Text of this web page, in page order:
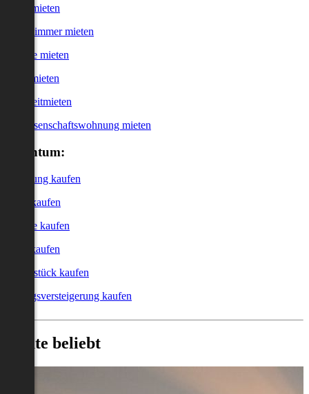
Haus mieten
WG-Zimmer mieten
Garage mieten
Büro mieten
Kurzzeitmieten
Genossenschaftswohnung mieten
Eigentum:
Wohnung kaufen
Haus kaufen
Garage kaufen
Büro kaufen
Grundstück kaufen
Zwangsversteigerung kaufen
Heute beliebt